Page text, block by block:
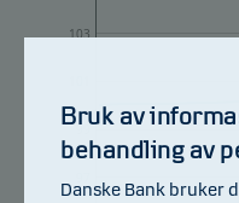
99
103
Bruk av
behandling av
Danske Bank bruker